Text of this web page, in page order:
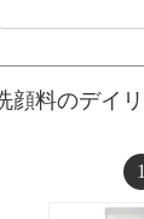
顔料のデイ
1